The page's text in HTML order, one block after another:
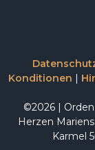
Konditionen |
©2026 |
Herzen
Karmel